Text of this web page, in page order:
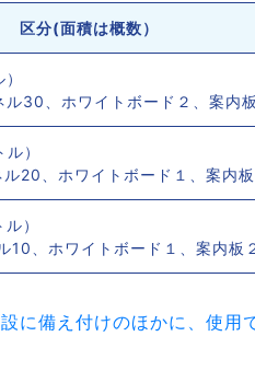
区分(面積は概数）
30、ホワイトボード２、案内
）
20、ホワイトボード１、案内
）
10、ホワイトボード１、案内板
に備え付けのほかに、使用